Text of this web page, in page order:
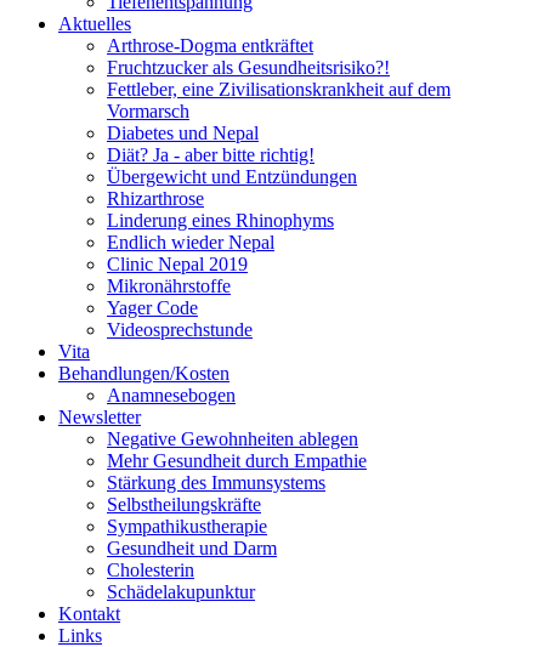
Aktuelles
Arthrose-Dogma entkräftet
Fruchtzucker als Gesundheitsrisiko?!
Fettleber, eine Zivilisationskrankheit auf dem
Vormarsch
Diabetes und Nepal
Diät? Ja - aber bitte richtig!
Übergewicht und Entzündungen
Rhizarthrose
Linderung eines Rhinophyms
Endlich wieder Nepal
Clinic Nepal 2019
Mikronährstoffe
Yager Code
Videosprechstunde
Vita
Behandlungen/Kosten
Anamnesebogen
Newsletter
Negative Gewohnheiten ablegen
Mehr Gesundheit durch Empathie
Stärkung des Immunsystems
Selbstheilungskräfte
Sympathikustherapie
Gesundheit und Darm
Cholesterin
Schädelakupunktur
Kontakt
Links